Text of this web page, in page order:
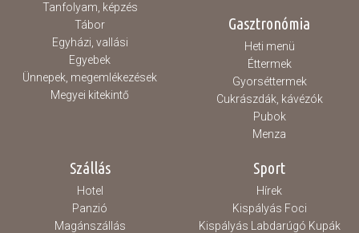
Tanfolyam, képzés
Tábor
Egyházi, vallási
Egyebek
Ünnepek, megemlékezések
Megyei kitekintő
Gasztronómia
Heti menü
Éttermek
Gyorséttermek
Cukrászdák, kávézók
Pubok
Menza
Szállás
Hotel
Panzió
Magánszállás
Sport
Hírek
Kispályás Foci
Kispályás Labdarúgó Kupák